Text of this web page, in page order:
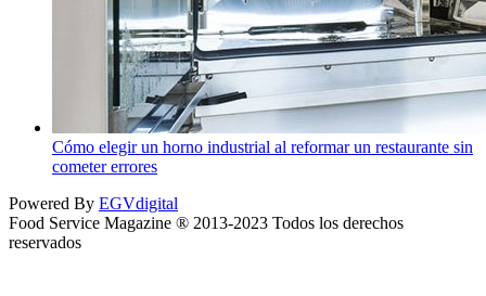
Cómo elegir un horno industrial al reformar un restaurante sin
cometer errores
Powered By EGVdigital
Food Service Magazine ® 2013-2023 Todos los derechos
reservados